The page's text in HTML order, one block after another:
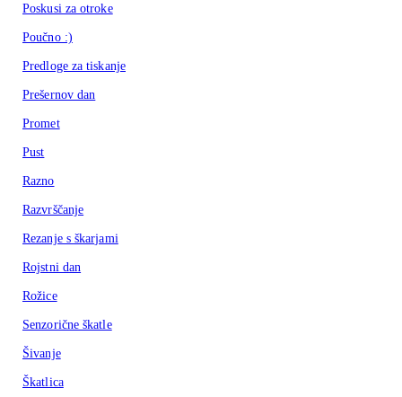
Poskusi za otroke
Poučno :)
Predloge za tiskanje
Prešernov dan
Promet
Pust
Razno
Razvrščanje
Rezanje s škarjami
Rojstni dan
Rožice
Senzorične škatle
Šivanje
Škatlica